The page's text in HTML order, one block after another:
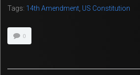
Tags: 14th Amendment US Constitution
0